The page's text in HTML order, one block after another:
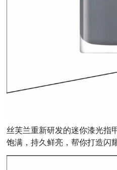
丝芙兰重新研发的迷你漆光指
饱满，持久鲜亮，帮你打造闪